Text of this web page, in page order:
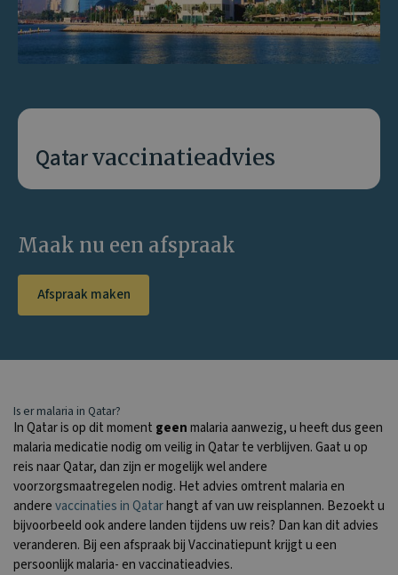
Qatarvaccinatieadvies
Maak nu een afspraak
Afspraak maken
Is er malaria in Qatar?
In Qatar is op dit moment geenmalaria aanwezig, u heeft dus geen
malaria medicatie nodig om veilig in Qatar te verblijven. Gaat u op
reis naar Qatar, dan zijn er mogelijk wel andere
voorzorgsmaatregelen nodig. Het advies omtrent malaria en
anderevaccinaties in Qatarhangt af van uw reisplannen. Bezoekt u
bijvoorbeeld ook andere landen tijdens uw reis? Dan kan dit advies
veranderen. Bij een afspraak bij Vaccinatiepunt krijgt u een
persoonlijk malaria- en vaccinatieadvies.